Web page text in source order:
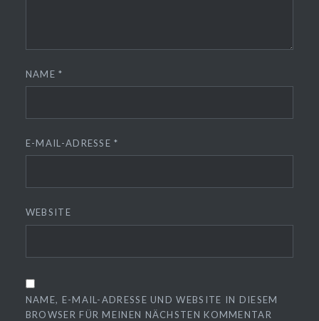
NAME*
E-MAIL-ADRESSE*
WEBSITE
NAME, E-MAIL-ADRESSE UND WEBSITE IN DIESEM
BROWSER FÜR MEINEN NÄCHSTEN KOMMENTAR